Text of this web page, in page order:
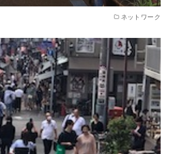
ネットワーク